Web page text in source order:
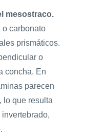
mesostraco.
o carbonato
prismáticos.
o
concha. En
parecen
lo que resulta